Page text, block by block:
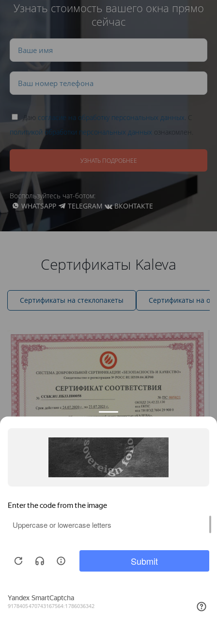
Узнать стоимость вашего окна прямо
сейчас
Даю согласие на обработку персональных данных . С
политикой обработки персональных данных ознакомлен.
УЗНАТЬ ПОДРОБНЕЕ
Воспользуйтесь чат-ботом:
WHATSAPP
TELEGRAM ВКОНТАКТЕ
Сертификаты Kaleva
Cертификаты на стеклопакеты Сертификаты на
Мы используем файлы cookie, метрические программы и системы
ПРИНЯТЬ